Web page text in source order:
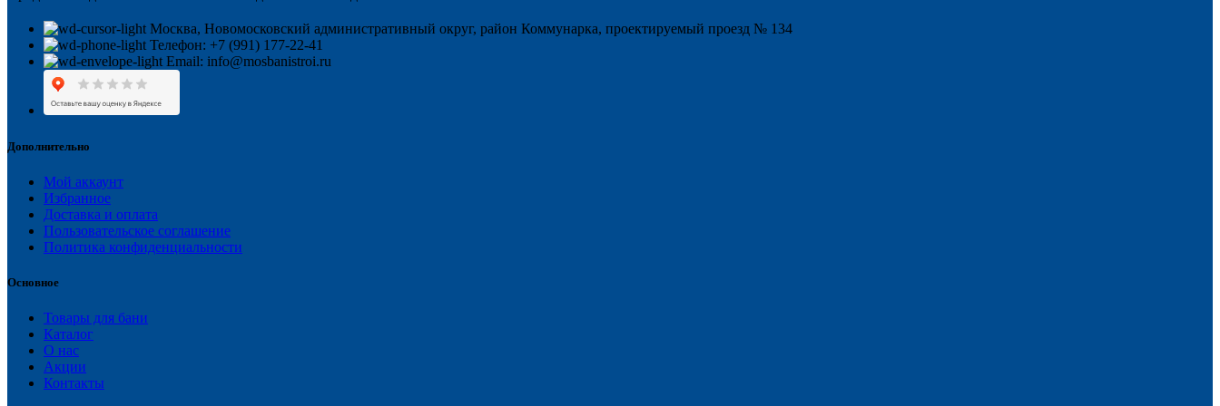
Москва, Новомосковский административный округ, район Коммунарка, проектируемый проезд № 134
Телефон: +7 (991) 177-22-41
Email: info@mosbanistroi.ru
Дополнительно
Мой аккаунт
Избранное
Доставка и оплата
Пользовательское соглашение
Политика конфиденциальности
Основное
Товары для бани
Каталог
О нас
Акции
Контакты